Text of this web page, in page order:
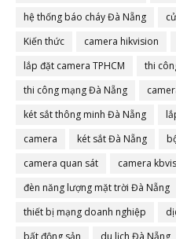
hệ thống báo cháy Đà Nẵng
Kiến thức
camera hikvision
lắp đặt camera TPHCM
thi
thi công mạng Đà Nẵng
két sắt thông minh Đà Nẵng
camera
két sắt Đà Nẵng
camera quan sát
camera
đèn năng lượng mặt trời Đà Nẵng
thiết bị mạng doanh nghiệp
bất động sản
du lịch Đà Nẵng